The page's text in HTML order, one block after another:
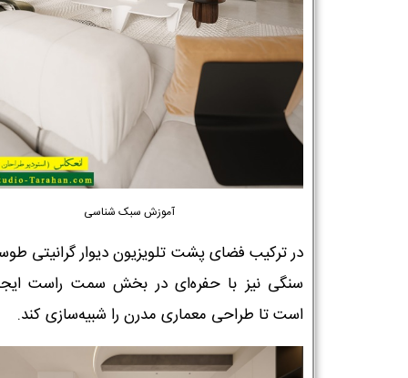
آموزش سبک شناسی
در ترکیب فضای پشت تلویزیون دیوار گرانیتی
سنگی نیز با حفره‌ای در بخش سمت راست
است تا طراحی معماری مدرن را شبیه‌سازی کند.